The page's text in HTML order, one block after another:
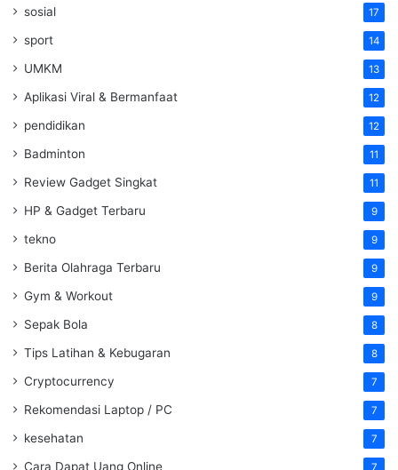
sosial 17
sport 14
UMKM 13
Aplikasi Viral & Bermanfaat 12
pendidikan 12
Badminton 11
Review Gadget Singkat 11
HP & Gadget Terbaru 9
tekno 9
Berita Olahraga Terbaru 9
Gym & Workout 9
Sepak Bola 8
Tips Latihan & Kebugaran 8
Cryptocurrency 7
Rekomendasi Laptop / PC 7
kesehatan 7
Cara Dapat Uang Online 7